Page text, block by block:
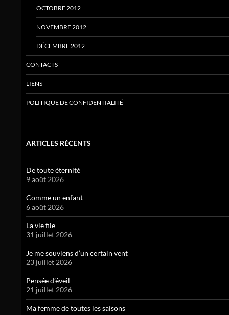
OCTOBRE 2012
NOVEMBRE 2012
DÉCEMBRE 2012
CONTACTS
LIENS
POLITIQUE DE CONFIDENTIALITÉ
ARTICLES RÉCENTS
De toute éternité
9 août 2026
Comme un enfant
6 août 2026
La vie file
31 juillet 2026
Je me souviens d’un certain vent
23 juillet 2026
Pensée d’éveil
21 juillet 2026
Ma femme de toutes les saisons